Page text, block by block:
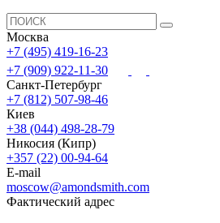
Москва
+7 (495) 419-16-23
+7 (909) 922-11-30
Санкт-Петербург
+7 (812) 507-98-46
Киев
+38 (044) 498-28-79
Никосия (Кипр)
+357 (22) 00-94-64
E-mail
moscow@amondsmith.com
Фактический адрес